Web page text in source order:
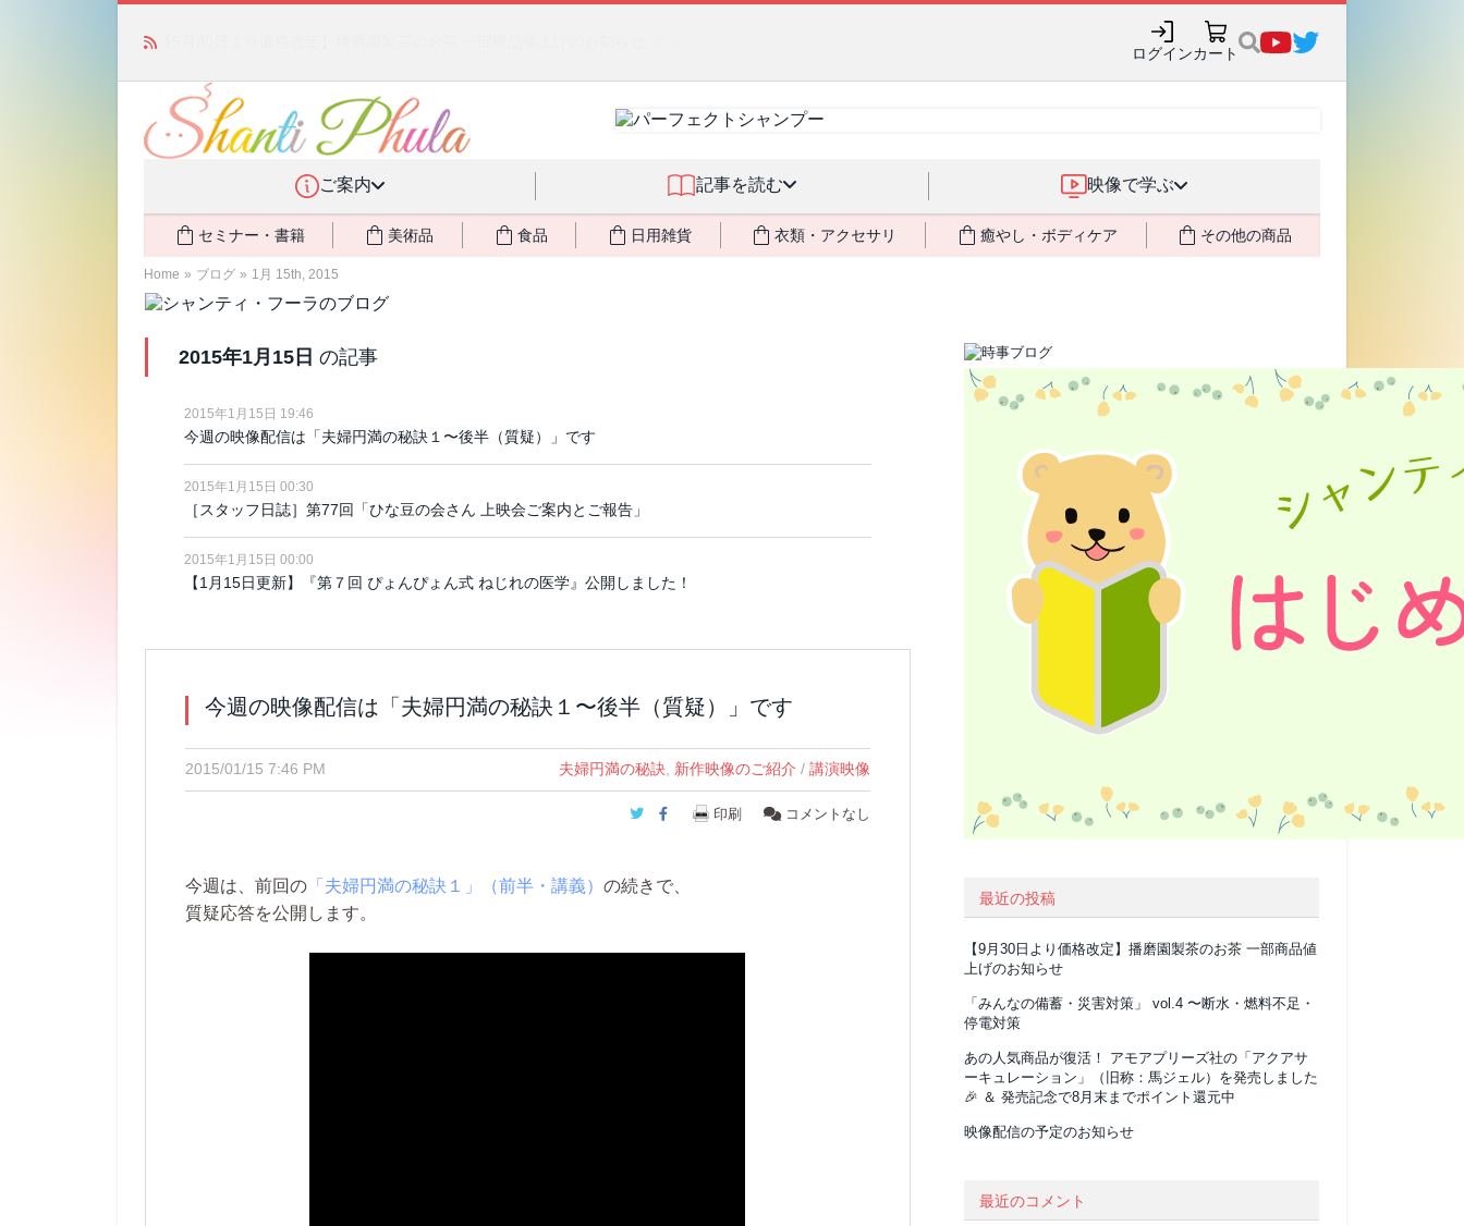
ログインカート
ご案内 記事を読む 映像で学ぶ
セミナー・書籍 美術品 食品 日用雑貨 衣類・アクセサリ 癒やし・ボディケア その他の商品
Home » ブログ » 1月 15th, 2015
2015年1月15日 の記事
2015年1月15日 19:46
今週の映像配信は「夫婦円満の秘訣１〜後半（質疑）」です
2015年1月15日 00:30
［スタッフ日誌］第77回「ひな豆の会さん 上映会ご案内とご報告」
2015年1月15日 00:00
【1月15日更新】『第７回 ぴょんぴょん式 ねじれの医学』公開しました！
今週の映像配信は「夫婦円満の秘訣１〜後半（質疑）」です
2015/01/15 7:46 PM 夫婦円満の秘訣, 新作映像のご紹介 / 講演映像
Twitter
Facebook
印刷 コメントなし
今週は、前回の 「夫婦円満の秘訣１」（前半・講義） の続きで、
質疑応答を公開します。
最近の投稿
【9月30日より価格改定】播磨園製茶のお茶 一部商品値
上げのお知らせ
「みんなの備蓄・災害対策」 vol.4 〜断水・燃料不足・
停電対策
あの人気商品が復活！ アモアプリーズ社の「アクアサ
ーキュレーション」（旧称：馬ジェル）を発売しました
🎉 ＆ 発売記念で8月末までポイント還元中
映像配信の予定のお知らせ
最近のコメント